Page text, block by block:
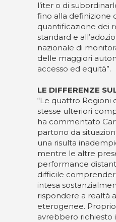
l’iter o di
fino alla definizione
quantificazione dei
standard e
nazionale di
delle maggiori
accesso ed equità”.
LE DIFFERENZE
“Le quattro Regioni
stesse ulteriori
ha commentato
partono da
una risulta
mentre le altre
performance
difficile
intesa
rispondere a realtà
eterogenee.
avrebbero richiesto